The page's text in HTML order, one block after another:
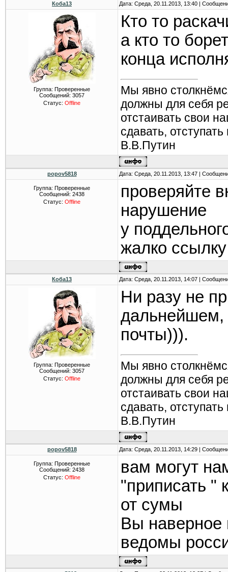
Коба13 Дата: Среда, 20.11.2013, 13:40 |
Группа: Проверенные
Сообщений: 3057
Статус: Offline
Кто то
а кто то
конца
Мы явно
должны для себя
отстаивать свои
сдавать,
В.В.Путин
popov5818 Дата: Среда, 20.11.2013, 13:47 |
Группа: Проверенные
Сообщений: 2438
Статус: Offline
проверяйте
нарушение
у
жалко
Коба13 Дата: Среда, 20.11.2013, 14:07 |
Группа: Проверенные
Сообщений: 3057
Статус: Offline
Ни разу не
дальнейшем,
почты))).
Мы явно
должны для себя
отстаивать свои
сдавать,
В.В.Путин
popov5818 Дата: Среда, 20.11.2013, 14:29 |
Группа: Проверенные
Сообщений: 2438
Статус: Offline
вам могут
"приписать "
от сумы
Вы наверное
ведомы